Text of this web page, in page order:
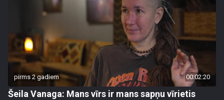
pirms 2 gadiem 00:02:20
Šeila Vanaga: Mans vīrs ir mans sapņu vīrietis